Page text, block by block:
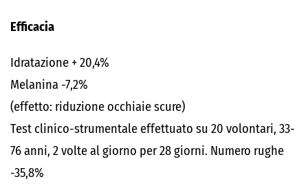
Efficacia
Idratazione + 20,4%
Melanina -7,2%
(effetto: riduzione occhiaie scure)
Test clinico-strumentale effettuato su 20 volontari, 33-
76 anni, 2 volte al giorno per 28 giorni. Numero rughe
-35,8%